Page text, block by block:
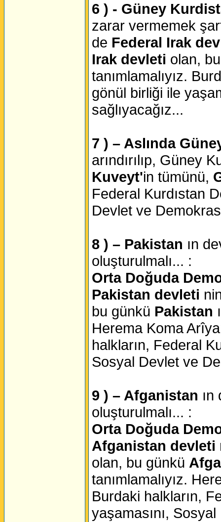
6 ) - Güney
zarar vermemek
de Federal Irak
Irak devleti olan,
tanımlamalıyız.
gönül birliği ile
sağlıyacağız...
7 ) – Aslında
arındırılıp, Güney
Kuveyt'in tümünü,
Federal Kurdıstan
Devlet ve
8 ) – Pakistan ın
oluşturulmalı... :
Orta Doğuda
Pakistan devleti
bu günkü Pakistan
Herema Koma
halkların, Federal
Sosyal Devlet ve
9 ) – Afganistan
oluşturulmalı... :
Orta Doğuda
Afganistan devleti
olan, bu günkü
tanımlamalıyız.
Burdaki halkların,
yaşamasını,